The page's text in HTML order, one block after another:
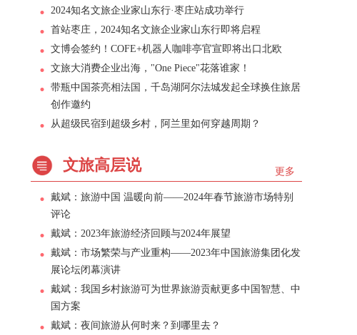
2024知名文旅企业家山东行·枣庄站成功举行
首站枣庄，2024知名文旅企业家山东行即将启程
文博会签约！COFE+机器人咖啡亭官宣即将出口北欧
文旅大消费企业出海，"One Piece"花落谁家！
带瓶中国茶亮相法国，千岛湖阿尔法城发起全球换住旅居
创作邀约
从超级民宿到超级乡村，阿兰里如何穿越周期？
更多
文旅高层说
戴斌：旅游中国 温暖向前——2024年春节旅游市场特别
评论
戴斌：2023年旅游经济回顾与2024年展望
戴斌：市场繁荣与产业重构——2023年中国旅游集团化发
展论坛闭幕演讲
戴斌：我国乡村旅游可为世界旅游贡献更多中国智慧、中
国方案
戴斌：夜间旅游从何时来？到哪里去？